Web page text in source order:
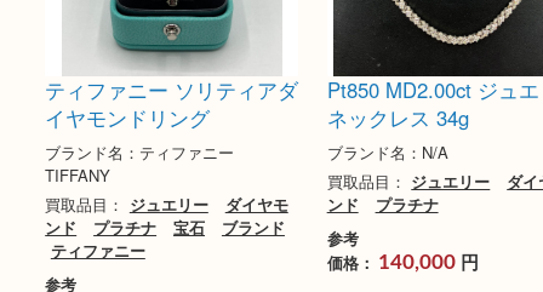
ティファニー ソリティアダ
イヤモンドリング
Pt850 MD2.00ct
ネックレス 34g